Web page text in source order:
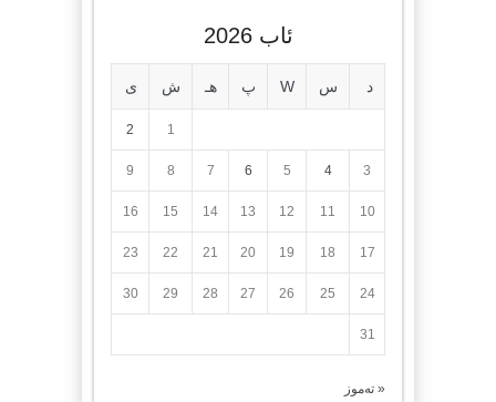
ئاب 2026
د س W پ هـ ش ی
1
2
3
4
5
6
7
8
9
10
11
12
13
14
15
16
17
18
19
20
21
22
23
24
25
26
27
28
29
30
31
« تەموز